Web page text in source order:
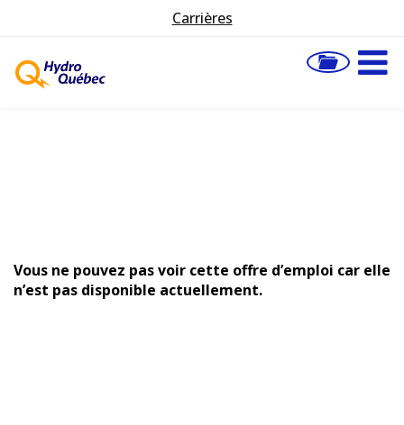
Carrières
Vous ne pouvez pas voir cette offre d’emploi car elle
n’est pas disponible actuellement.